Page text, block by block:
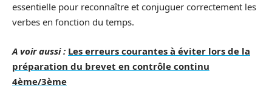
essentielle pour reconnaître et conjuguer correctement les
verbes en fonction du temps.
A voir aussi : Les erreurs courantes à éviter lors de la
préparation du brevet en contrôle continu
4ème/3ème